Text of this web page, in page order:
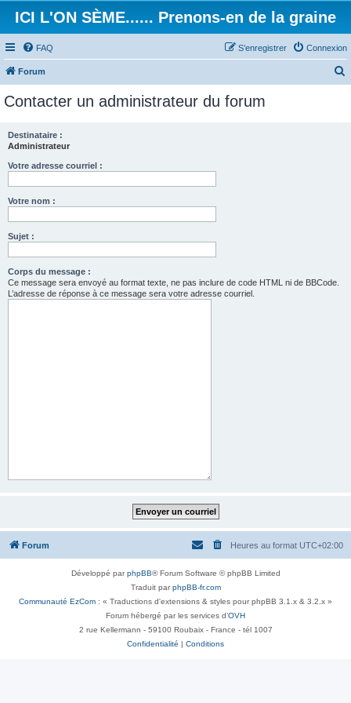
ICI L'ON SÈME...... Prenons-en de la graine
FAQ Connexion
S’enregistrer
Forum
Contacter un administrateur du forum
Destinataire :
Administrateur
Votre adresse courriel :
Votre nom :
Sujet :
Corps du message :
Ce message sera envoyé au format texte, ne pas inclure de code HTML ni de BBCode.
L’adresse de réponse à ce message sera votre adresse courriel.
Forum Heures au format UTC+02:00
Développé parphpBB® Forum Software © phpBB Limited
Traduit parphpBB-fr.com
Communauté EzCom : « Traductions d'extensions & styles pour phpBB 3.1.x & 3.2.x »
Forum hébergé par les services d’OVH
2 rue Kellermann - 59100 Roubaix - France - tél 1007
Confidentialité | Conditions